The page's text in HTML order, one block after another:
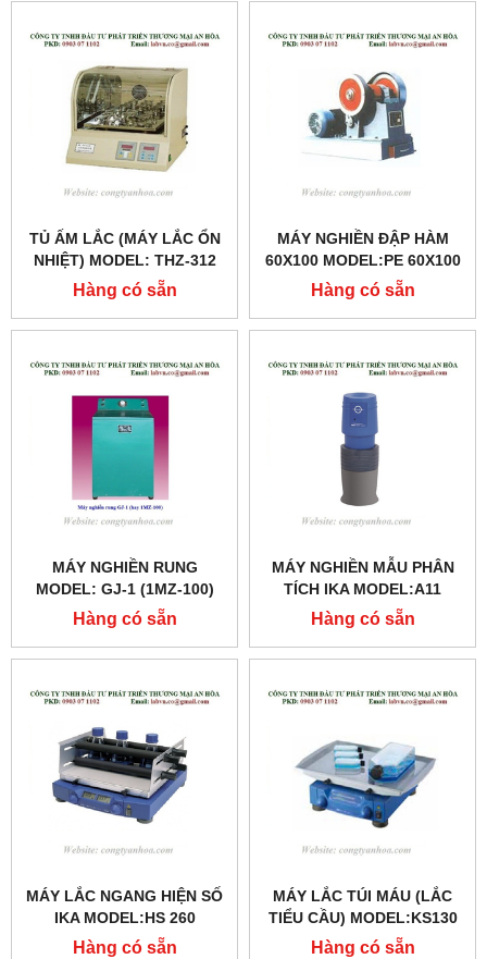
TỦ ẤM LẮC (MÁY LẮC ỔN
NHIỆT) MODEL: THZ-312
Hàng có sẵn
MÁY NGHIỀN ĐẬP HÀM
60X100 MODEL:PE 60X100
Hàng có sẵn
MÁY NGHIỀN RUNG
MODEL: GJ-1 (1MZ-100)
Hàng có sẵn
MÁY NGHIỀN MẪU PHÂN
TÍCH IKA MODEL:A11
BASIC ANALYTICAL MILL
Hàng có sẵn
MÁY LẮC NGANG HIỆN SỐ
IKA MODEL:HS 260
CONTROL
Hàng có sẵn
MÁY LẮC TÚI MÁU (LẮC
TIỂU CẦU) MODEL:KS130
BASIC - IKA
Hàng có sẵn